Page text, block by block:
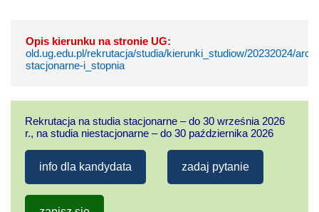
Opis kierunku na stronie UG:
old.ug.edu.pl/rekrutacja/studia/kierunki_studiow/20232024/
stacjonarne-i_stopnia
Rekrutacja na studia stacjonarne – do 30 września 2026
r., na studia niestacjonarne – do 30 października 2026
info dla kandydata zadaj pytanie